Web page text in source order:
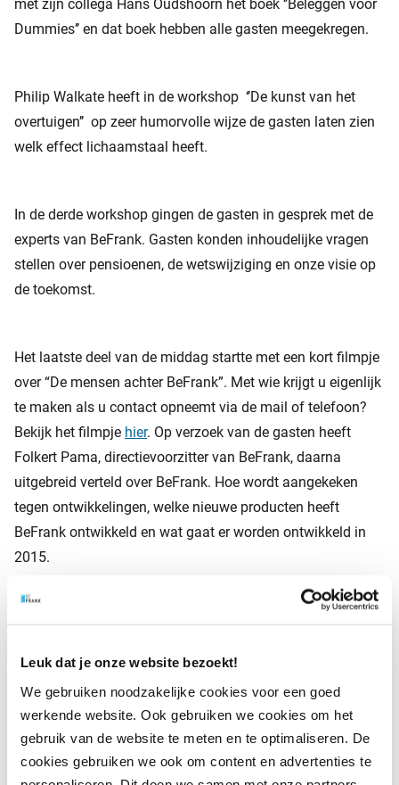
Leuk dat je onze website bezoekt!
We gebruiken noodzakelijke cookies voor een goed
werkende website. Ook gebruiken we cookies om het
gebruik van de website te meten en te optimaliseren. De
cookies gebruiken we ook om content en advertenties te
met zijn collega Hans Oudshoorn het boek ‘’Beleggen voor
Dummies’’ en dat boek hebben alle gasten meegekregen.
Philip Walkate heeft in de workshop ‘’De kunst van het
overtuigen’’ op zeer humorvolle wijze de gasten laten zien
welk effect lichaamstaal heeft.
In de derde workshop gingen de gasten in gesprek met de
experts van BeFrank. Gasten konden inhoudelijke vragen
stellen over pensioenen, de wetswijziging en onze visie op
de toekomst.
Het laatste deel van de middag startte met een kort filmpje
over “De mensen achter BeFrank”. Met wie krijgt u eigenlijk
te maken als u contact opneemt via de mail of telefoon?
Bekijk het filmpje hier. Op verzoek van de gasten heeft
Folkert Pama, directievoorzitter van BeFrank, daarna
uitgebreid verteld over BeFrank. Hoe wordt aangekeken
tegen ontwikkelingen, welke nieuwe producten heeft
BeFrank ontwikkeld en wat gaat er worden ontwikkeld in
2015.
Een korte terugblik op de middag is te zien in dezetime-